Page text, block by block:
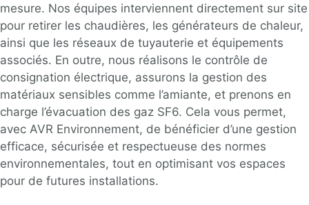
mesure. Nos équipes interviennent directement sur site
pour retirer les chaudières, les générateurs de chaleur,
ainsi que les réseaux de tuyauterie et équipements
associés. En outre, nous réalisons le contrôle de
consignation électrique, assurons la gestion des
matériaux sensibles comme l’amiante, et prenons en
charge l’évacuation des gaz SF6. Cela vous permet,
avec AVR Environnement, de bénéficier d’une gestion
efficace, sécurisée et respectueuse des normes
environnementales, tout en optimisant vos espaces
pour de futures installations.